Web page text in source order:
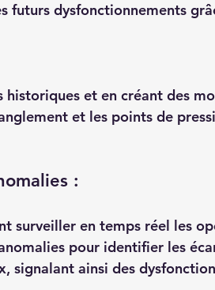
futurs dysfonctionnements
historiques et en créant des
et les points de
:
surveiller en temps réel les
pour identifier les
signalant ainsi des